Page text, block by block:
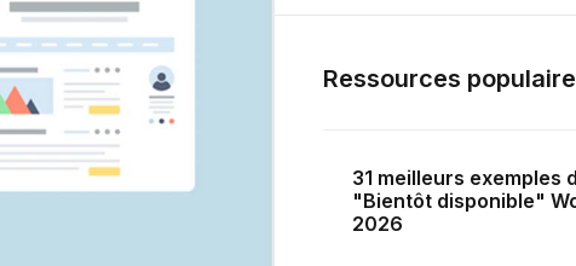
Ressources
31 meilleurs exemples
"Bientôt disponible"
2026